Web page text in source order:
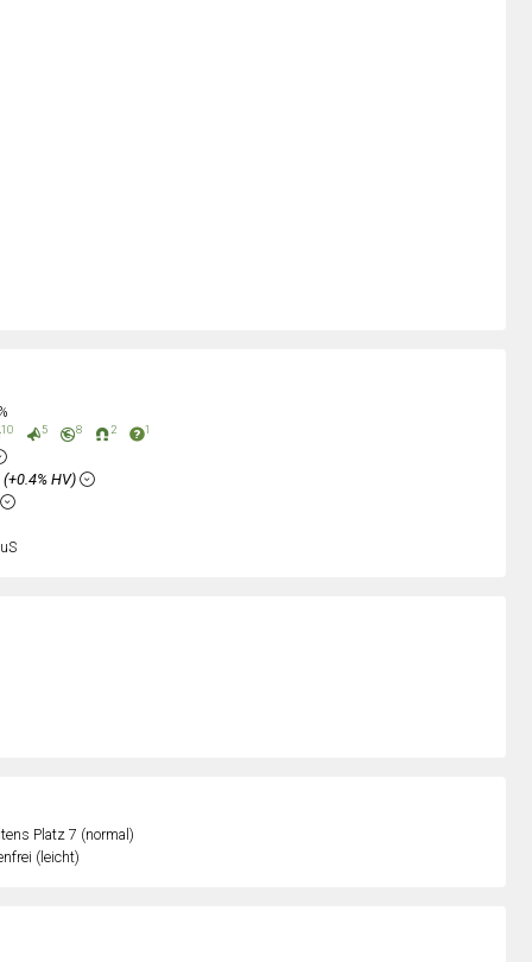
Platz 7 (normal)
(leicht)
10 5 8 2 1
(+0.4% HV)